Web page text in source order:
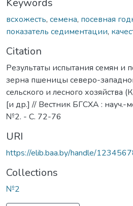
всхожесть, семена, посевная
показатель седиментации,
Citation
Результаты испытания семян и
зерна пшеницы северо-
сельского и лесного хозяйства
[и др.] // Вестник БГСХА : науч.-
№2. - С. 72-76
URI
https://elib.baa.by/handle/
Collections
№2